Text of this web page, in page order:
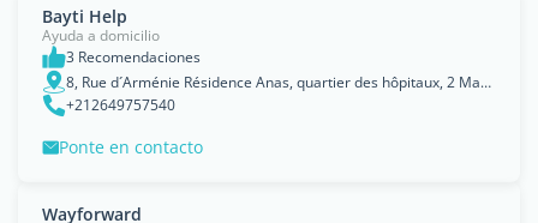
Bayti Help
Ayuda a domicilio
3 Recomendaciones
8, Rue d´Arménie Résidence Anas, quartier des hôpitaux, 2 Mars, Casablanca
+212649757540
Ponte en contacto
Wayforward